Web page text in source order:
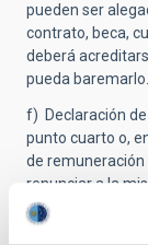
pueden ser
contrato, beca,
deberá
pueda baremarlo.
f) Declaración
punto cuarto o,
de remuneración
renunciar a la
modelo que